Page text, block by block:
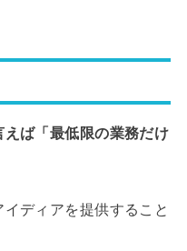
ば「最低限の業務だけ
ディアを提供すること